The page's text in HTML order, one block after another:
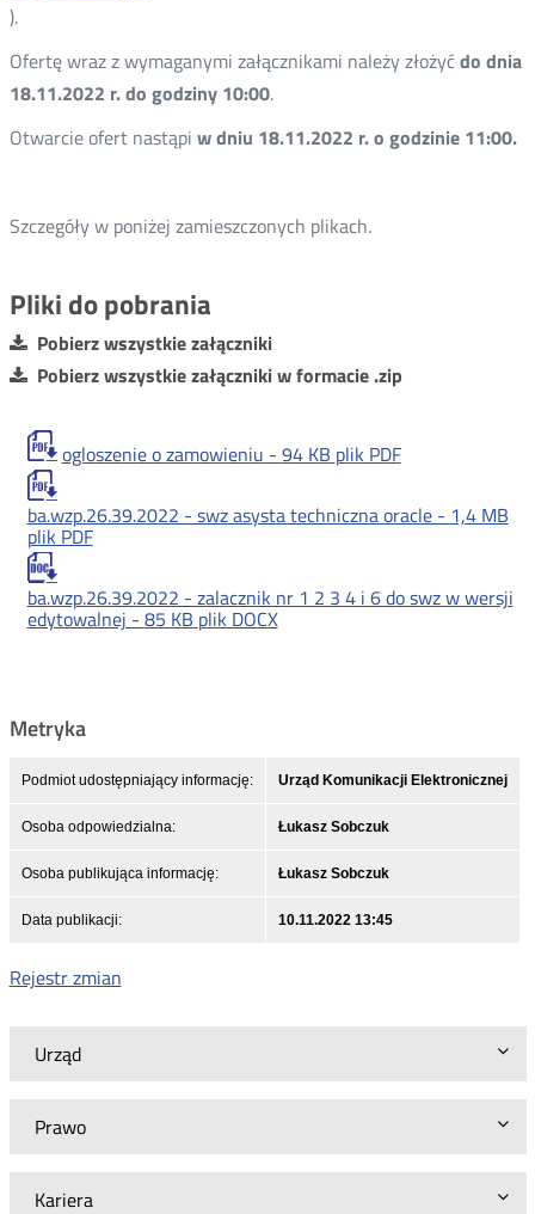
Urząd
Prawo
Kariera
).
Ofertę wraz z wymaganymi załącznikami należy złożyćdo dnia
18.11.2022 r. do godziny 10:00.
Otwarcie ofert nastąpi w dniu 18.11.2022 r. o godzinie 11:00.
Szczegóły w poniżej zamieszczonych plikach.
Pliki do pobrania
Pobierz wszystkie załączniki
Pobierz wszystkie załączniki w formacie .zip
ogloszenie o zamowieniu - 94 KB plik PDF
ba.wzp.26.39.2022 - swz asysta techniczna oracle - 1,4 MB
plik PDF
ba.wzp.26.39.2022 - zalacznik nr 1 2 3 4 i 6 do swz w wersji
edytowalnej - 85 KB plik DOCX
Metryka
Podmiot udostępniający informację: Urząd Komunikacji Elektronicznej
Osoba odpowiedzialna: Łukasz Sobczuk
Osoba publikująca informację: Łukasz Sobczuk
Data publikacji: 10.11.2022 13:45
Rejestr zmian